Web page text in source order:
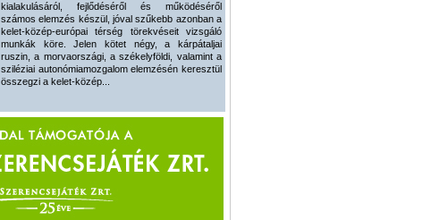
kialakulásáról, fejlődéséről és működéséről
számos elemzés készül, jóval szűkebb azonban a
kelet-közép-európai térség törekvéseit vizsgáló
munkák köre. Jelen kötet négy, a kárpátaljai
ruszin, a morvaországi, a székelyföldi, valamint a
sziléziai autonómiamozgalom elemzésén keresztül
összegzi a kelet-közép...